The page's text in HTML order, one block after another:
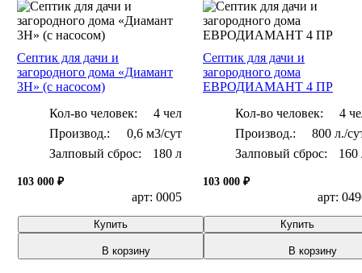
Септик для дачи и
загородного дома «Диамант
3H» (с насосом)
Кол-во человек:
4 чел
0,6 м3/сут
Залповый сброс:
180 л
103 000 ₽
арт: 0005
Купить
В корзину
Септик для дачи и
загородного дома
ЕВРОДИАМАНТ 4 ПР
Кол-во человек:
4
800 л./
Залповый сброс:
160
103 000 ₽
арт:
Купить
В корзину